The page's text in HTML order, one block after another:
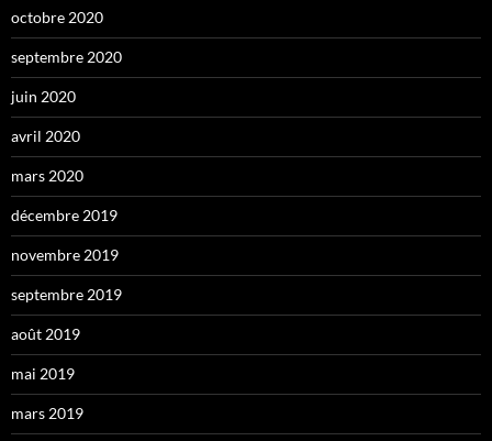
octobre 2020
septembre 2020
juin 2020
avril 2020
mars 2020
décembre 2019
novembre 2019
septembre 2019
août 2019
mai 2019
mars 2019